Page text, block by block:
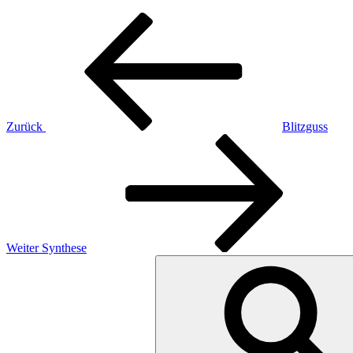
Beitragsnavigation
Zurück
Blitzguss
Weiter Synthese